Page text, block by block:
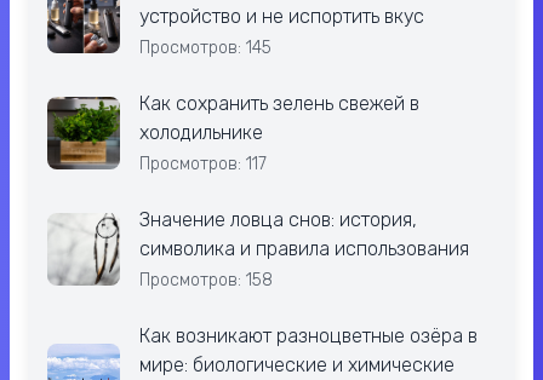
устройство и не испортить вкус
Просмотров: 145
Как сохранить зелень свежей в
холодильнике
Просмотров: 117
Значение ловца снов: история,
символика и правила использования
Просмотров: 158
Как возникают разноцветные озёра в
мире: биологические и химические